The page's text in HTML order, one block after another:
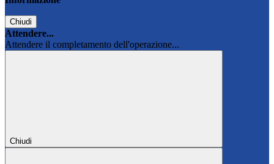
Chiudi
Attendere...
Attendere il completamento dell'operazione...
Chiudi